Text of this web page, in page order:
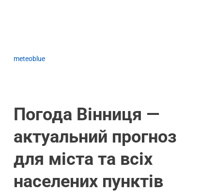
meteoblue
Погода Вінниця —
актуальний прогноз
для міста та всіх
населених пунктів